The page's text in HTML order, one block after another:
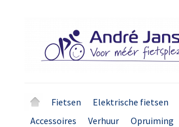
Fietsen Elektrische fietsen
Accessoires
Verhuur Opruiming